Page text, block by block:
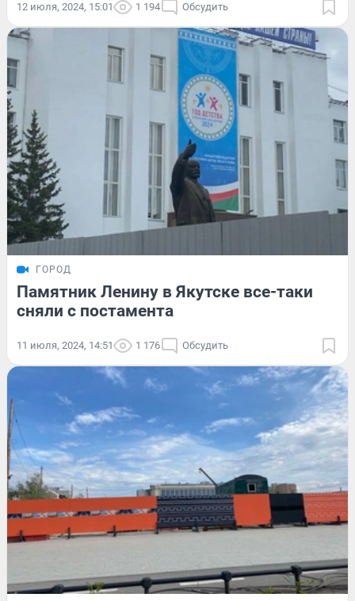
12 июля, 2024, 15:01 1 194 Обсудить
ГОРОД
Памятник Ленину в Якутске все-таки
сняли с постамента
11 июля, 2024, 14:51 1 176 Обсудить